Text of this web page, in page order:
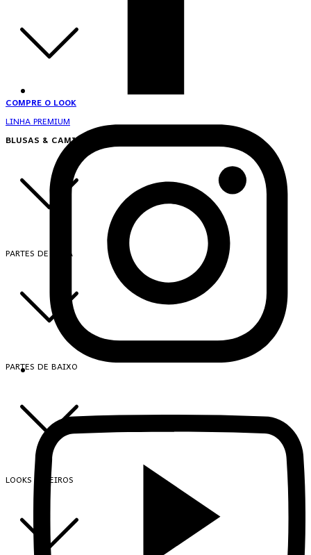
COMPRE O LOOK
LINHA PREMIUM
BLUSAS & CAMISAS
PARTES DE CIMA
PARTES DE BAIXO
LOOKS INTEIROS